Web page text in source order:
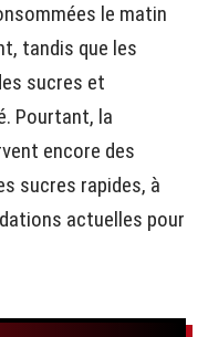
le matin
tandis que les
sucres et
Pourtant, la
encore des
sucres rapides, à
actuelles pour